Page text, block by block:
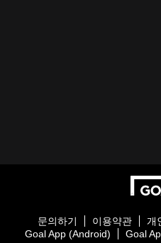
문의하기 이용약관 개
Goal App (Android)
Goal